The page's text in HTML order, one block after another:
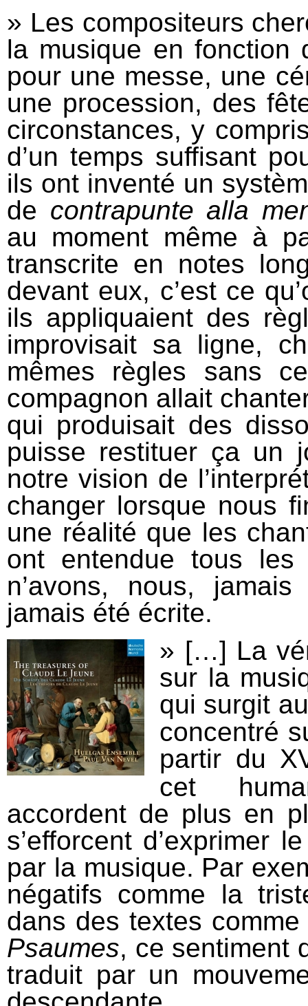
» Les compositeurs
la musique en fonction
pour une messe, une
une procession, des
circonstances, y
d’un temps suffisant
ils ont inventé un
de contrapunte alla
au moment même à
transcrite en notes
devant eux, c’est ce
ils appliquaient des
improvisait sa ligne,
mêmes règles sans
compagnon allait
qui produisait des
puisse restituer ça un
notre vision de
changer lorsque nous
une réalité que les
ont entendue tous
n’avons, nous,
jamais été écrite.
» […] La
sur la
qui surgit
concentré
partir du
cet
accordent de plus en
s’efforcent d’exprimer
par la musique. Par
négatifs comme la
dans des textes
Psaumes, ce sentiment
traduit par un